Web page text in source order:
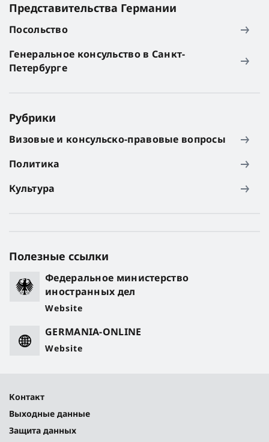
Представительства Германии
Посольство
Генеральное консульство в Санкт-
Петербурге
Рубрики
Визовые и консульско-правовые вопросы
Политика
Культура
Полезные ссылки
Федеральное министерство
иностранных дел
Website
GERMANIA-ONLINE
Website
Контакт
Выходные данные
Защита данных